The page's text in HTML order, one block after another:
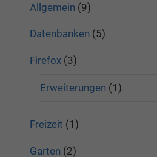
Allgemein (9)
Datenbanken (5)
Firefox(3)
Erweiterungen (1)
Freizeit (1)
Garten (2)